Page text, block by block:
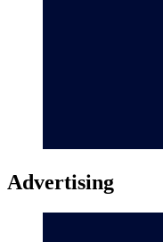
Advertising